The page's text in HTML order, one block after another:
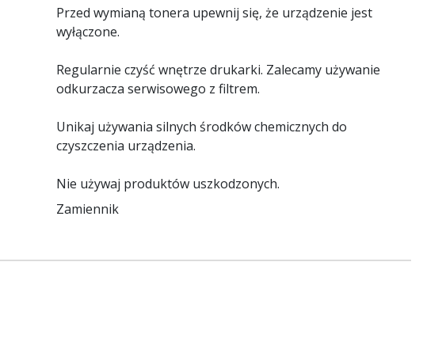
Przed wymianą tonera upewnij się, że urządzenie jest
wyłączone.
Regularnie czyść wnętrze drukarki. Zalecamy używanie
odkurzacza serwisowego z filtrem.
Unikaj używania silnych środków chemicznych do
czyszczenia urządzenia.
Nie używaj produktów uszkodzonych.
Zamiennik